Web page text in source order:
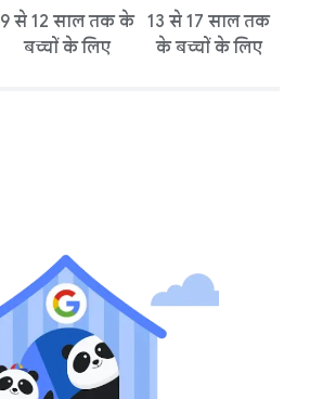
9 से 12 साल तक के
बच्चों के लिए
13 से 17 साल तक
के बच्चों के लिए